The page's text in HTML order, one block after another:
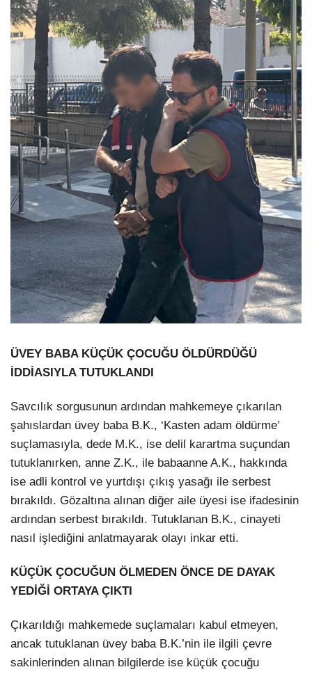
ÜVEY BABA KÜÇÜK ÇOCUĞU ÖLDÜRDÜĞÜ
İDDİASIYLA TUTUKLANDI
Savcılık sorgusunun ardından mahkemeye çıkarılan
şahıslardan üvey baba B.K., ‘Kasten adam öldürme’
suçlamasıyla, dede M.K., ise delil karartma suçundan
tutuklanırken, anne Z.K., ile babaanne A.K., hakkında
ise adli kontrol ve yurtdışı çıkış yasağı ile serbest
bırakıldı. Gözaltına alınan diğer aile üyesi ise ifadesinin
ardından serbest bırakıldı. Tutuklanan B.K., cinayeti
nasıl işlediğini anlatmayarak olayı inkar etti.
KÜÇÜK ÇOCUĞUN ÖLMEDEN ÖNCE DE DAYAK
YEDİĞİ ORTAYA ÇIKTI
Çıkarıldığı mahkemede suçlamaları kabul etmeyen,
ancak tutuklanan üvey baba B.K.’nin ile ilgili çevre
sakinlerinden alınan bilgilerde ise küçük çocuğu